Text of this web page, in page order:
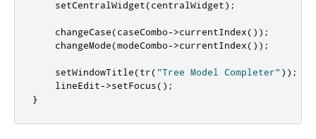
    setCentralWidget
(centralWidget);
    changeCase
(caseCombo->currentIndex());
    changeMode
(modeCombo->currentIndex());
    setWindowTitle
(tr("Tree Model Completer" ));
    lineEdit
->setFocus();
}